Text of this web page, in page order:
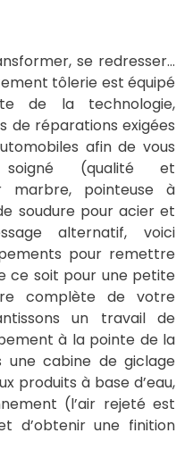
se redresser…
tôlerie est équipé
de la technologie,
de réparations exigées
afin de vous
(qualité et
marbre, pointeuse à
soudure pour acier et
alternatif, voici
pour remettre
ce soit pour une petite
complète de votre
un travail de
à la pointe de la
une cabine de giclage
produits à base d’eau,
(l’air rejeté est
d’obtenir une finition